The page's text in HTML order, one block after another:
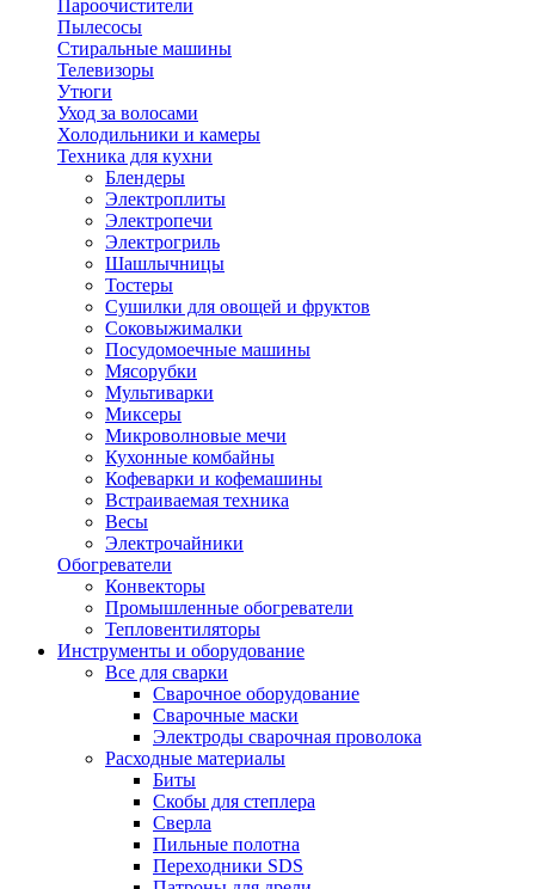
Пароочистители
Пылесосы
Стиральные машины
Телевизоры
Утюги
Уход за волосами
Холодильники и камеры
Техника для кухни
Блендеры
Электроплиты
Электропечи
Электрогриль
Шашлычницы
Тостеры
Сушилки для овощей и фруктов
Соковыжималки
Посудомоечные машины
Мясорубки
Мультиварки
Миксеры
Микроволновые мечи
Кухонные комбайны
Кофеварки и кофемашины
Встраиваемая техника
Весы
Электрочайники
Обогреватели
Конвекторы
Промышленные обогреватели
Тепловентиляторы
Инструменты и оборудование
Все для сварки
Сварочное оборудование
Сварочные маски
Электроды сварочная проволока
Расходные материалы
Биты
Скобы для степлера
Сверла
Пильные полотна
Переходники SDS